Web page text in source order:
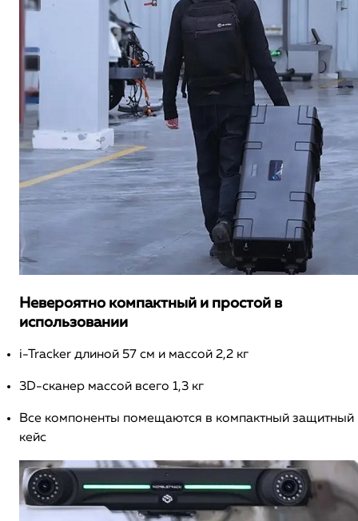
Невероятно компактный и простой в
использовании
i-Tracker длиной 57 см и массой 2,2 кг
3D-сканер массой всего 1,3 кг
Все компоненты помещаются в компактный защитный
кейс